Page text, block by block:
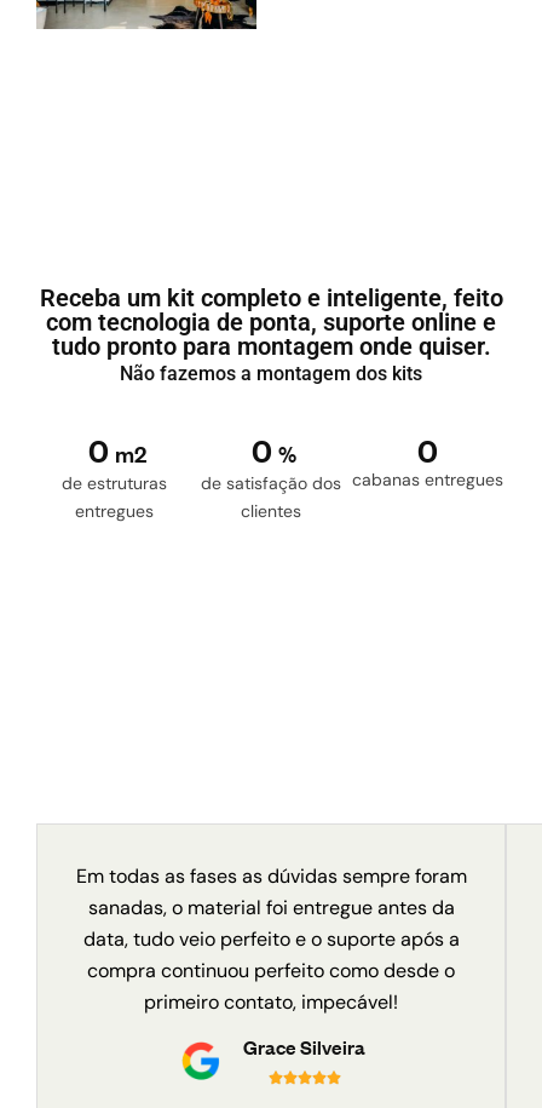
Receba um kit completo e inteligente, feito
com tecnologia de ponta, suporte online e
tudo pronto para montagem onde quiser.
Não fazemos a montagem dos kits
0 m2
de estruturas
entregues
0 %
de satisfação dos
clientes
0
cabanas entregues
Em todas as fases as dúvidas sempre foram
sanadas, o material foi entregue antes da
data, tudo veio perfeito e o suporte após a
compra continuou perfeito como desde o
primeiro contato, impecável!
Grace Silveira